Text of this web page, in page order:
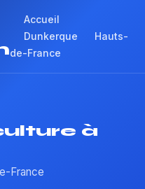
Accueil
Dunkerque
Hauts-
de-France
à
France